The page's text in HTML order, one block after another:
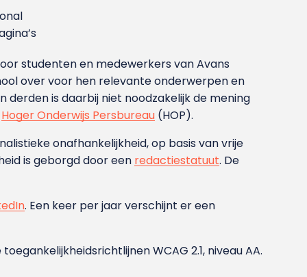
studenten en medewerkers van Avans
over voor hen relevante onderwerpen en
is daarbij niet noodzakelijk de mening
Hoger Onderwijs Persbureau (HOP).
onafhankelijkheid, op basis van vrije
is geborgd door een redactiestatuut. De
. Een keer per jaar verschijnt er een
WCAG 2.1, niveau AA.